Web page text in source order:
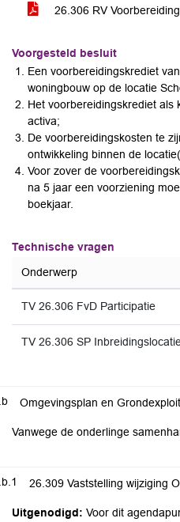
26.306 RV
Voorgesteld besluit
Een voorbereidingskrediet
woningbouw op de locatie
Het voorbereidingskrediet als
activa;
De voorbereidingskosten te
ontwikkeling binnen de
Voor zover de
na 5 jaar een voorziening
boekjaar.
Technische vragen
Onderwerp
TV 26.306 FvD Participatie
TV 26.306 SP
Omgevingsplan en
Vanwege de onderlinge
26.309 Vaststelling wijziging
Uitgenodigd: Voor dit